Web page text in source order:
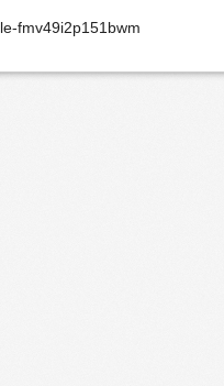
fmv49i2p151bwm